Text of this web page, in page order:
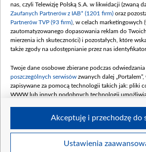
Data podpisania umowy:
(wpłata grudzień 60,548 mln)
Dofinansowanie 900 000 000,00
Data podpisania umowy: LUTY
kwiecień 180 mln, 7 maja 180 mln,
czerwca 90 mln)
Dofinansowanie 250 000 000,00
4 sierpnia 250 mln
nas, czyli Telewizję Polską S.A. w likwidacji (zwaną
Zaufanych Partnerów z IAB* (1201 firm) oraz
Partnerów TVP (93 firm) , w celach marketingowych
zautomatyzowanego dopasowania reklam do
mierzenia ich skuteczności) i pozostałych, które
także zgody na udostępnianie przez nas
Twoje dane osobowe zbierane podczas odwiedzania
poszczególnych serwisów zwanych dalej
zapisywane za pomocą technologii takich jak: pliki
WWW lub innych podobnych technologii
Twoje dane osobowe zbierane podczas odwiedzania
Ustawienia
Akceptuję i przechodzę do